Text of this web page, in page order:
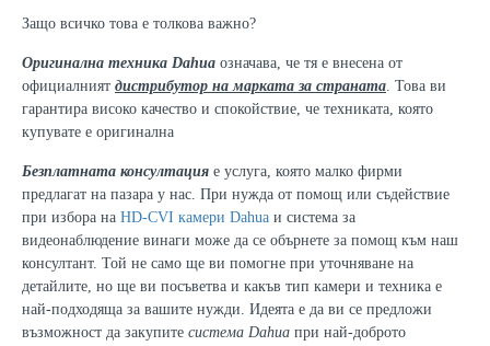
Защо всичко това е толкова важно?
Оригинална техника Dahua означава, че тя е внесена от
официалният дистрибутор на марката за страната. Това ви
гарантира високо качество и спокойствие, че техниката, която
купувате е оригинална
Безплатната консултация е услуга, която малко фирми
предлагат на пазара у нас. При нужда от помощ или съдействие
при избора на HD-CVI камери Dahua и система за
видеонаблюдение винаги може да се обърнете за помощ към наш
консултант. Той не само ще ви помогне при уточняване на
детайлите, но ще ви посъветва и какъв тип камери и техника е
най-подходяща за вашите нужди. Идеята е да ви се предложи
възможност да закупите система Dahua при най-доброто